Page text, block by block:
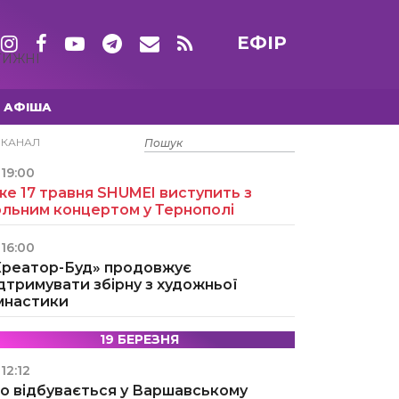
ЕФІР
АФІША
15 ТРАВНЯ
19:00
17 травня SHUMEI виступить з
концертом у Тернополі
16:00
Буд» продовжує
збірну з художньої
19 БЕРЕЗНЯ
12:12
відбувається у Варшавському